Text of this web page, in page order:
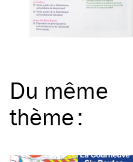
Du même
thème: